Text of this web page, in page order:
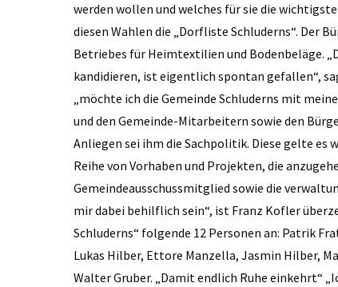
werden wollen und welches für sie die
diesen Wahlen die „Dorfliste Schluderns“. Der
Betriebes für Heimtextilien und Bodenbeläge.
kandidieren, ist eigentlich spontan gefallen“,
„möchte ich die Gemeinde Schluderns mit
und den Gemeinde-Mitarbeitern sowie den
Anliegen sei ihm die Sachpolitik. Diese gelte es
Reihe von Vorhaben und Projekten, die
Gemeindeausschussmitglied sowie die
mir dabei behilflich sein“, ist Franz Kofler
Schluderns“ folgende 12 Personen an: Patrik
Lukas Hilber, Ettore ­Manzella, ­Jasmin Hilber,
Walter Gruber. „Damit endlich Ruhe einkehrt“